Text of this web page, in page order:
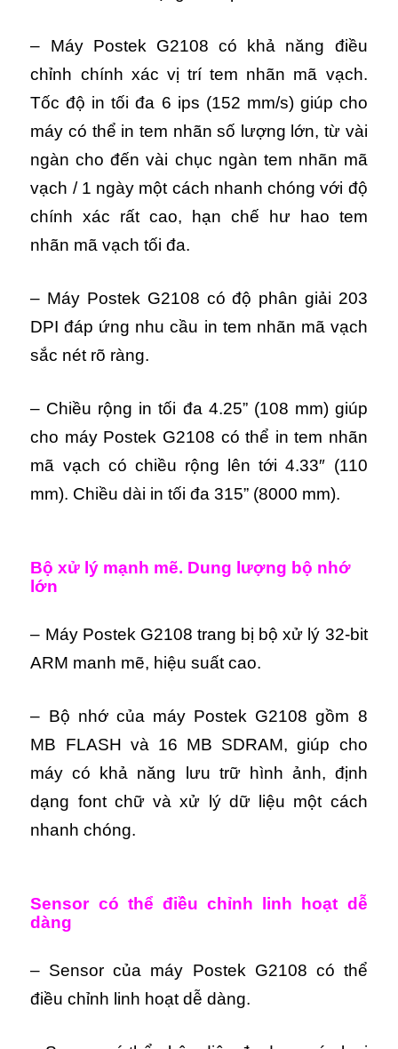
– Máy Postek G2108 có khả năng điều
chỉnh chính xác vị trí tem nhãn mã vạch.
Tốc độ in tối đa 6 ips (152 mm/s) giúp cho
máy có thể in tem nhãn số lượng lớn, từ vài
ngàn cho đến vài chục ngàn tem nhãn mã
vạch / 1 ngày một cách nhanh chóng với độ
chính xác rất cao, hạn chế hư hao tem
nhãn mã vạch tối đa.
– Máy Postek G2108 có độ phân giải 203
DPI đáp ứng nhu cầu in tem nhãn mã vạch
sắc nét rõ ràng.
– Chiều rộng in tối đa 4.25” (108 mm) giúp
cho máy Postek G2108 có thể in tem nhãn
mã vạch có chiều rộng lên tới 4.33″ (110
mm). Chiều dài in tối đa 315” (8000 mm).
Bộ xử lý mạnh mẽ. Dung lượng bộ nhớ
lớn
– Máy Postek G2108 trang bị bộ xử lý 32-bit
ARM manh mẽ, hiệu suất cao.
– Bộ nhớ của máy Postek G2108 gồm 8
MB FLASH và 16 MB SDRAM, giúp cho
máy có khả năng lưu trữ hình ảnh, định
dạng font chữ và xử lý dữ liệu một cách
nhanh chóng.
Sensor có thể điều chỉnh linh hoạt dễ
dàng
– Sensor của máy Postek G2108 có thể
điều chỉnh linh hoạt dễ dàng.